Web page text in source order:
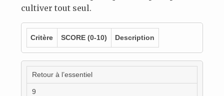
cultiver tout seul.
Critère SCORE (0-10) Description
Retour à l’essentiel
9